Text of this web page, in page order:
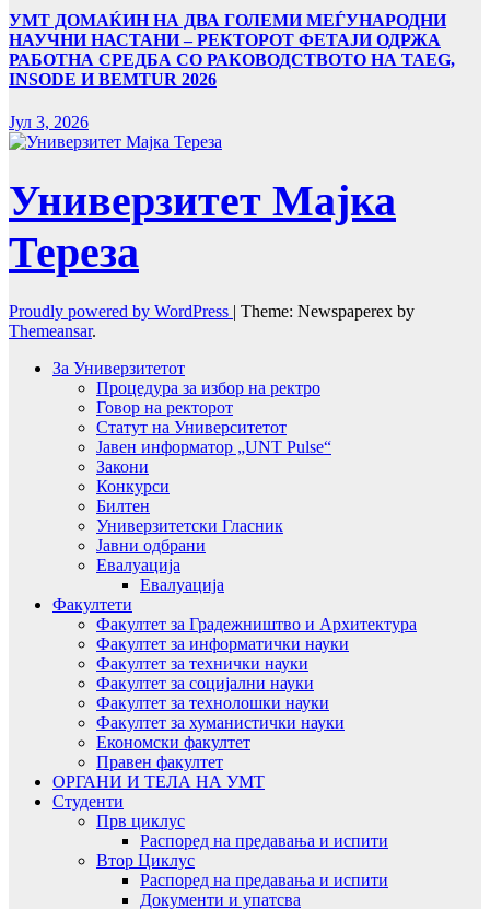
УMТ ДОМАЌИН НА ДВА ГОЛЕМИ МЕЃУНАРОДНИ
НАУЧНИ НАСТАНИ – РЕКТОРОТ ФЕТАЈИ ОДРЖА
РАБОТНА СРЕДБА СО РАКОВОДСТВОТО НА TAEG,
INSODE И BEMTUR 2026
Јул 3, 2026
Универзитет Мајка
Тереза
Proudly powered by WordPress | Theme: Newspaperex by
Themeansar.
За Универзитетот
Процедура за избор на ректро
Говор на ректорот
Статут на Университетот
Јавен информатор „UNT Pulse“
Закони
Конкурси
Билтен
Универзитетски Гласник
Јавни одбрани
Евалуација
Евалуација
Факултети
Факултет за Градежништво и Архитектура
Факултет за информатички науки
Факултет за технички науки
Факултет за социјални науки
Факултет за технолошки науки
Факултет за хуманистички науки
Економски факултет
Правен факултет
ОРГАНИ И ТЕЛА НА УМТ
Студенти
Прв циклус
Распоред на предавањa и испити
Втор Циклус
Распоред на предавањa и испити
Документи и упатсва